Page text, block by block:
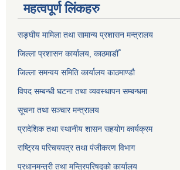
महत्वपूर्ण लिंकहरु
सङ्‍घीय मामिला तथा सामान्य प्रशासन मन्त्रालय
जिल्ला प्रशासन कार्यालय, काठमाडौँ
जिल्ला समन्वय समिति कार्यालय काठमाण्ड‌ौ
विपद सम्बन्धी घटना तथा व्यवस्थापन सम्बन्धमा
सूचना तथा सञ्चार मन्त्रालय
प्रादेशिक तथा स्थानीय शासन सहयोग कार्यक्रम
राष्ट्रिय परिचयपत्र तथा पंजीकरण विभाग
प्रधानमन्त्री तथा मन्त्रिपरिषद्को कार्यालय